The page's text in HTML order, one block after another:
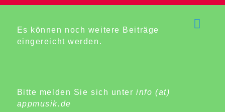
Es können noch weitere Beiträge
eingereicht werden.
Bitte melden Sie sich unterinfo (at)
appmusik.de